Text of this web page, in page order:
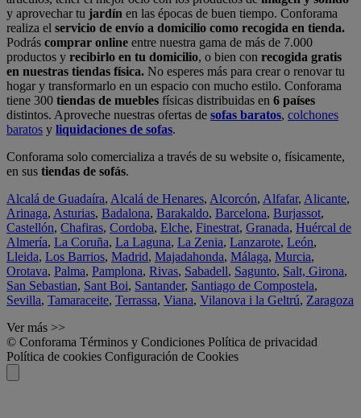
y aprovechar tu jardín en las épocas de buen tiempo. Conforama
realiza el servicio de envío a domicilio como recogida en tienda.
Podrás comprar online entre nuestra gama de más de 7.000
productos y recibirlo en tu domicilio, o bien con recogida gratis
en nuestras tiendas física. No esperes más para crear o renovar tu
hogar y transformarlo en un espacio con mucho estilo. Conforama
tiene 300 tiendas de muebles físicas distribuidas en 6 países
distintos. Aproveche nuestras ofertas de sofas baratos, colchones
baratos y liquidaciones de sofas.
Conforama solo comercializa a través de su website o, físicamente,
en sus tiendas de sofás.
Alcalá de Guadaíra, Alcalá de Henares, Alcorcón, Alfafar, Alicante,
Arinaga, Asturias, Badalona, Barakaldo, Barcelona, Burjassot,
Castellón, Chafiras, Cordoba, Elche, Finestrat, Granada, Huércal de
Almería, La Coruña, La Laguna, La Zenia, Lanzarote, León,
Lleida, Los Barrios, Madrid, Majadahonda, Málaga, Murcia,
Orotava, Palma, Pamplona, Rivas, Sabadell, Sagunto, Salt, Girona,
San Sebastian, Sant Boi, Santander, Santiago de Compostela,
Sevilla, Tamaraceite, Terrassa, Viana, Vilanova i la Geltrú, Zaragoza
Ver más >>
© Conforama Términos y Condiciones Política de privacidad
Política de cookies Configuración de Cookies